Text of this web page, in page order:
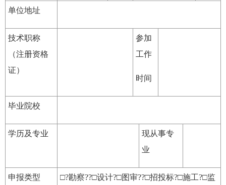
单位地址
技术职称
（注册资格
证）
参加
工作
时间
毕业院校
学历及专业
现从事专
业
申报类型
□?勘察??□设计?□图审??□招投标?□施工?□监